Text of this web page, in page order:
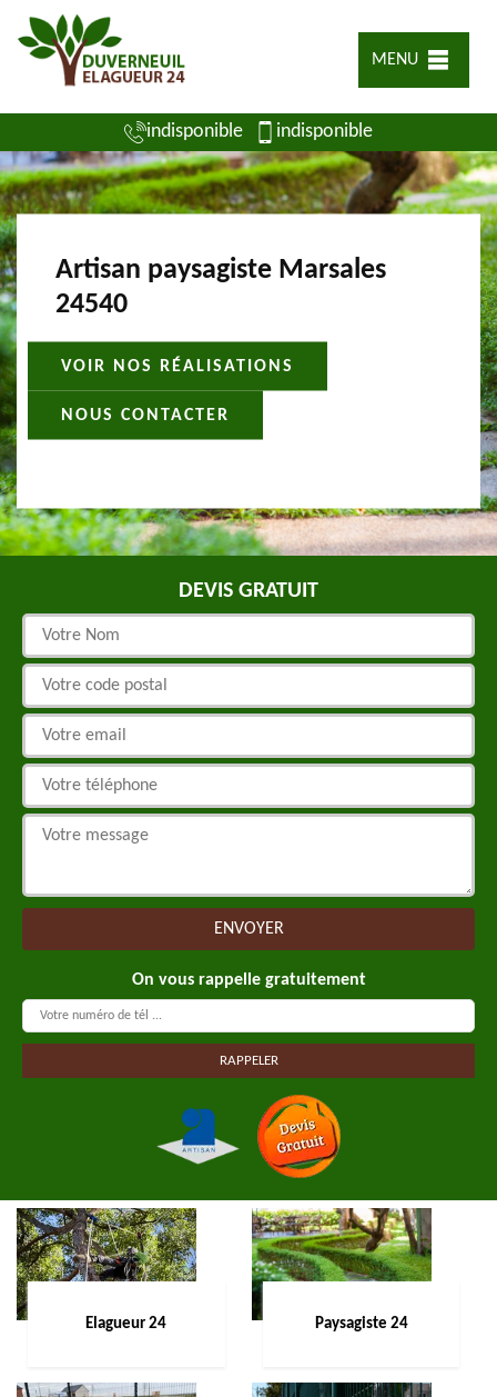
MENU
indisponible indisponible
Artisan paysagiste Marsales
24540
VOIR NOS RÉALISATIONS
NOUS CONTACTER
DEVIS GRATUIT
On vous rappelle gratuitement
Elagueur 24 Paysagiste 24